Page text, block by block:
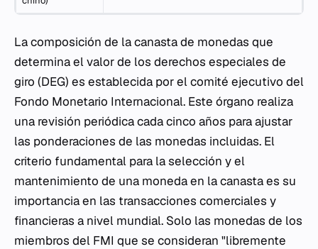
La composición de la canasta de monedas que
determina el valor de los derechos especiales de
giro (DEG) es establecida por el comité ejecutivo del
Fondo Monetario Internacional. Este órgano realiza
una revisión periódica cada cinco años para ajustar
las ponderaciones de las monedas incluidas. El
criterio fundamental para la selección y el
mantenimiento de una moneda en la canasta es su
importancia en las transacciones comerciales y
financieras a nivel mundial. Solo las monedas de los
miembros del FMI que se consideran "libremente